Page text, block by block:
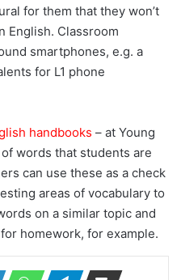
for them that they won’t
English. Classroom
smartphones, e.g. a
for L1 phone
handbooks – at Young
words that students are
can use these as a check
areas of vocabulary to
on a similar topic and
homework, for example.